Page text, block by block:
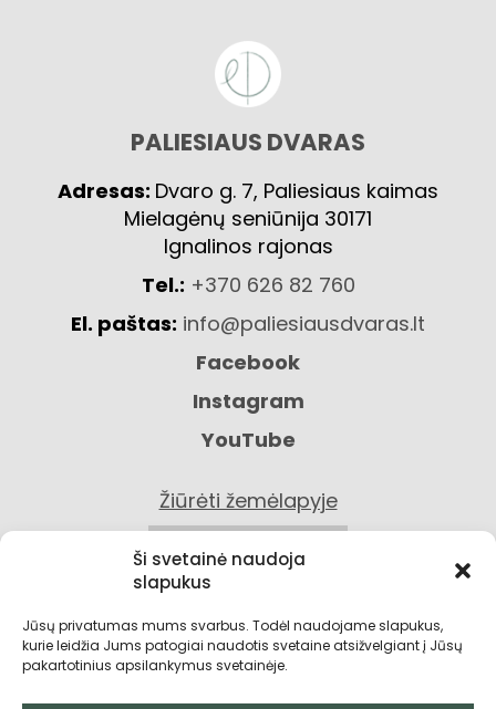
Ši svetainė naudoja
slapukus
Jūsų privatumas mums svarbus. Todėl naudojame slapukus,
kurie leidžia Jums patogiai naudotis svetaine atsižvelgiant į Jūsų
pakartotinius apsilankymus svetainėje.
PALIESIAUS DVARAS
Adresas: Dvaro g. 7, Paliesiaus kaimas
Mielagėnų seniūnija 30171
Ignalinos rajonas
Tel.: +370 626 82 760
El. paštas: info@paliesiausdvaras.lt
Facebook
Instagram
YouTube
Žiūrėti žemėlapyje
KONTAKTAI